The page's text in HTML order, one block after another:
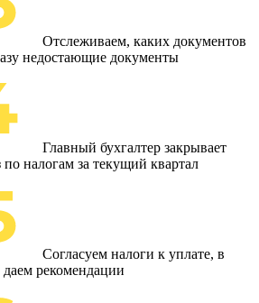
Отслеживаем, каких документов
недостающие документы
Главный бухгалтер закрывает
налогам за текущий квартал
Согласуем налоги к уплате, в
даем рекомендации